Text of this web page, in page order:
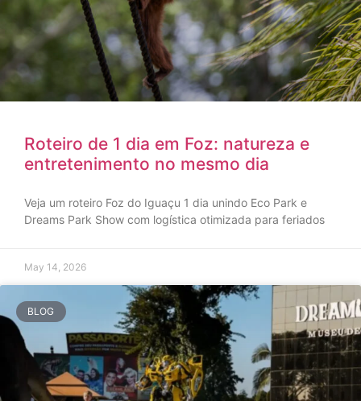
Roteiro de 1 dia em Foz: natureza e
entretenimento no mesmo dia
Veja um roteiro Foz do Iguaçu 1 dia unindo Eco Park e
Dreams Park Show com logística otimizada para feriados
May 14, 2026
BLOG